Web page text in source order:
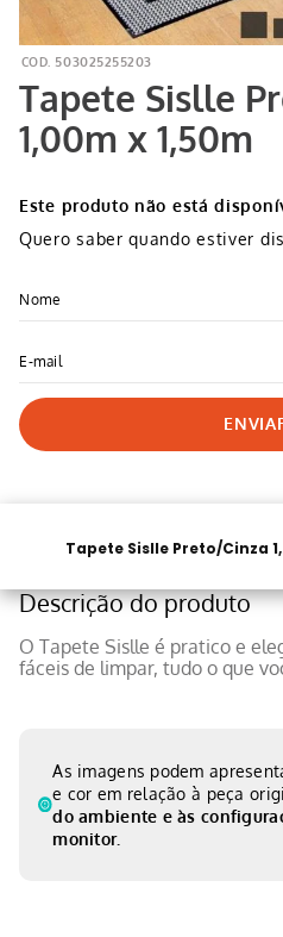
503025255203
Tapete Sislle
1,00m x 1,50m
Este produto não está
Quero saber quando estiver
Descrição do produto
O Tapete Sislle é pratico e
fáceis de limpar, tudo o que
As imagens podem
e cor em relação à peça
do ambiente e às
monitor.